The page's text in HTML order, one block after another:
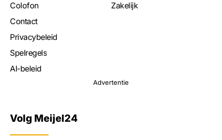
Colofon
Contact
Privacybeleid
Spelregels
AI-beleid
Zakelijk
Advertentie
Volg Meijel24